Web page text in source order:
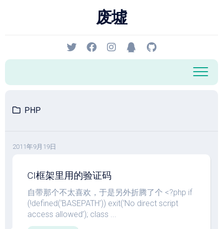
废墟
PHP
2011年9月19日
CI框架里用的验证码
自带那个不太喜欢，于是另外折腾了个 <?php if
(!defined(‘BASEPATH’)) exit(‘No direct script
access allowed’); class ...